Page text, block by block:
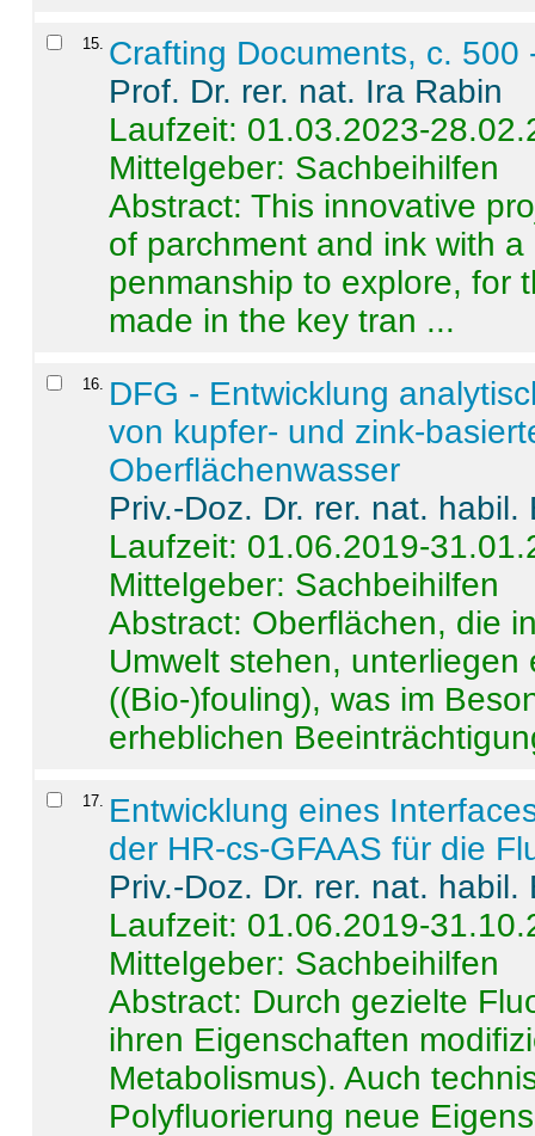
15 Crafting Documents, c. 500
Prof. Dr. rer. nat. Ira Rabin
Laufzeit: 01.03.2023-
Mittelgeber: Sachbeihilfen
Abstract:This innovative
of parchment and ink with
penmanship to explore, for
made in the key tran ...
16
DFG - Entwicklung
von kupfer- und zink-
Oberflächenwasser
Priv.-Doz. Dr. rer. nat.
Laufzeit: 01.06.2019-
Mittelgeber: Sachbeihilfen
Abstract: Oberflächen, die
Umwelt stehen,
((Bio-)fouling), was im
erheblichen
17
Entwicklung eines
der HR-cs-GFAAS für die
Priv.-Doz. Dr. rer. nat.
Laufzeit: 01.06.2019-
Mittelgeber: Sachbeihilfen
Abstract: Durch gezielte
ihren Eigenschaften
Metabolismus). Auch
Polyfluorierung neue